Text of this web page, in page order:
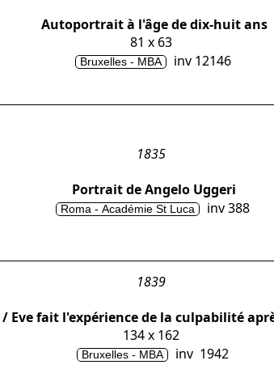
Autoportrait à l'âge de dix-huit ans
81 x 63
Bruxelles - MBA inv 12146
1835
Portrait de Angelo Uggeri
Roma - Académie St Luca inv 388
1839
Eve fait l'expérience de la culpabilité
134 x 162
Bruxelles - MBA inv 1942